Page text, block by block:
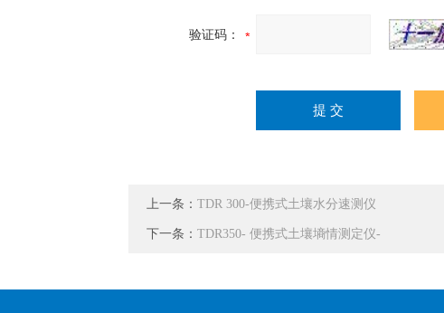
验证码：
上一条： TDR 300-便携式土壤水分速测仪
下一条： TDR350- 便携式土壤墒情测定仪-